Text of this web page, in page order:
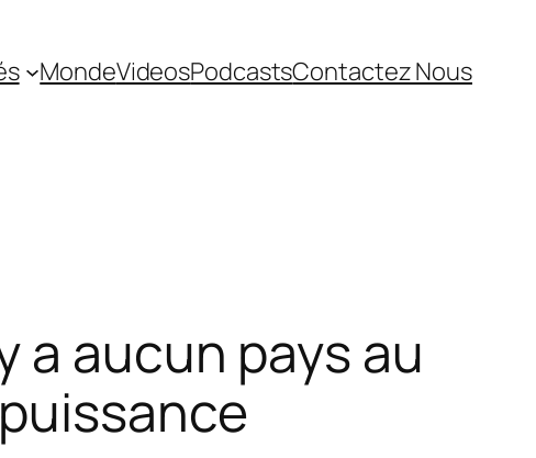
MondeVideosPodcastsContactez Nous
a aucun pays au